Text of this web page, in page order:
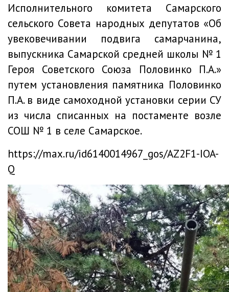
Исполнительного комитета Самарского
сельского Совета народных депутатов «Об
увековечивании подвига самарчанина,
выпускника Самарской средней школы № 1
Героя Советского Союза Половинко П.А.»
путем установления памятника Половинко
П.А. в виде самоходной установки серии СУ
из числа списанных на постаменте возле
СОШ № 1 в селе Самарское.
https://max.ru/id6140014967_gos/AZ2F1-IOA-
Q